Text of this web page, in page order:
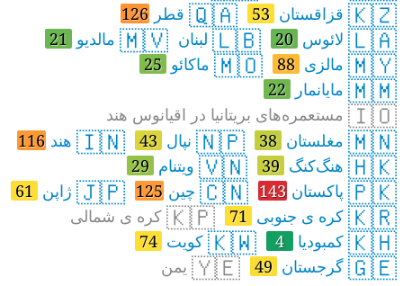
🇰🇿قزاقستان 53
🇶🇦قطر 126
🇱🇦لائوس 20
🇱🇧لبنان 🇲🇻مالدیو 21
🇲🇾مالزی 88
🇲🇴ماکائو 25
🇲🇲مایانمار 22
🇮🇴مستعمره‌های بریتانیا در اقیانوس هند
🇲🇳مغلستان 38
🇳🇵نپال 43
🇮🇳هند 116
🇭🇰هنگ‌کنگ 39
🇻🇳ویتنام 29
🇵🇰پاکستان 143
🇨🇳چین 125
🇯🇵ژاپن 61
🇰🇷کره ی جنوبی 71
🇰🇵کره ی شمالی
🇰🇭کمبودیا 4
🇰🇼کویت 74
🇬🇪گرجستان 49
🇾🇪یمن